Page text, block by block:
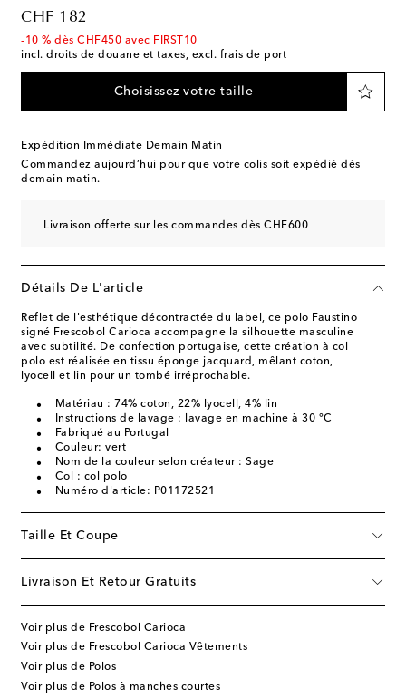
CHF 182
original price
-10 % dès CHF450 avec FIRST10
incl. droits de douane et taxes, excl. frais de port
Choisissez votre taille
Expédition Immédiate Demain Matin
Commandez aujourd’hui pour que votre colis soit expédié dès
demain matin.
Livraison offerte sur les commandes dès CHF600
Détails De L'article
Reflet de l'esthétique décontractée du label, ce polo Faustino
signé Frescobol Carioca accompagne la silhouette masculine
avec subtilité. De confection portugaise, cette création à col
polo est réalisée en tissu éponge jacquard, mêlant coton,
lyocell et lin pour un tombé irréprochable.
Matériau : 74% coton, 22% lyocell, 4% lin
Instructions de lavage : lavage en machine à 30 °C
Fabriqué au Portugal
Couleur: vert
Nom de la couleur selon créateur : Sage
Col : col polo
Numéro d'article: P01172521
Taille Et Coupe
Livraison Et Retour Gratuits
Voir plus de Frescobol Carioca
Voir plus de Frescobol Carioca Vêtements
Voir plus de Polos
Voir plus de Polos à manches courtes